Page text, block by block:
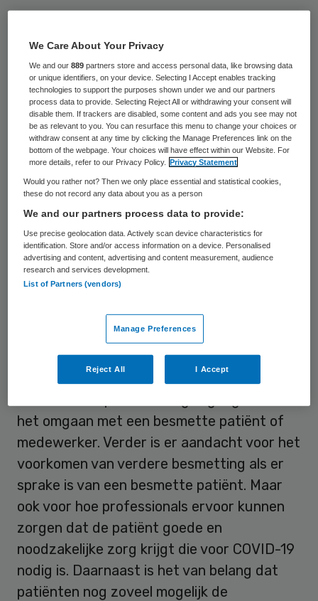
samenwerking tussen de NVvP, LVVP, NVP,
NIP, P3NL, V&VN en GGZ Nederland. Voor
een belangrijk deel volgt de ggz-richtlijn de
algemene Corona-richtlijn van het RIVM. De
ggz-richtlijn biedt een nadere uitwerking
voor de specifieke behandel- en
begeleidingsvormen binnen de ggz en is ook
goedgekeurd door het RIVM. Akwa GGZ
stelt dat het een levend document is dat
continu wordt geactualiseerd als
ontwikkelingen daartoe aanleiding geven.
De richtlijn bevat maatregelen voor alle
mogelijke behandelsituaties: ambulant,
poliklinisch en in opname. De maatregelen
het omgaan met een besmette patiënt of
medewerker. Verder is er aandacht voor het
voorkomen van verdere besmetting als er
sprake is van een besmette patiënt. Maar
ook voor hoe professionals ervoor kunnen
zorgen dat de patiënt goede en
noodzakelijke zorg krijgt die voor COVID-19
nodig is. Daarnaast is het van belang dat
patiënten nog zoveel mogelijk de
We Care About Your Privacy
We and our889 partners store and access personal data, like browsing data
or unique identifiers, on your device. Selecting I Accept enables tracking
technologies to support the purposes shown under we and our partners
process data to provide. Selecting Reject All or withdrawing your consent will
disable them. If trackers are disabled, some content and ads you see may not
be as relevant to you. You can resurface this menu to change your choices or
withdraw consent at any time by clicking the Manage Preferences link on the
bottom of the webpage. Your choices will have effect within our Website. For
more details, refer to our Privacy Policy.
Privacy Statement
Would you rather not? Then we only place essential and statistical cookies,
these do not record any data about you as a person
We and our partners process data to provide:
Use precise geolocation data. Actively scan device characteristics for
identification. Store and/or access information on a device. Personalised
advertising and content, advertising and content measurement, audience
research and services development.
List of Partners (vendors)
Manage Preferences
Reject All I Accept